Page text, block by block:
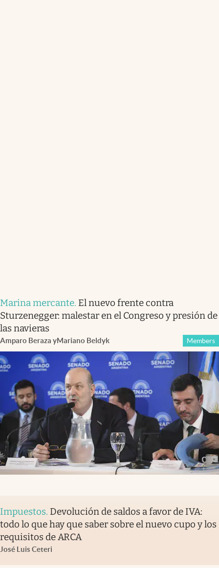
Marina mercante. El nuevo frente contra
Sturzenegger: malestar en el Congreso y presión de
las navieras
Amparo Beraza yMariano Beldyk Members
Impuestos. Devolución de saldos a favor de IVA:
todo lo que hay que saber sobre el nuevo cupo y los
requisitos de ARCA
José Luis Ceteri